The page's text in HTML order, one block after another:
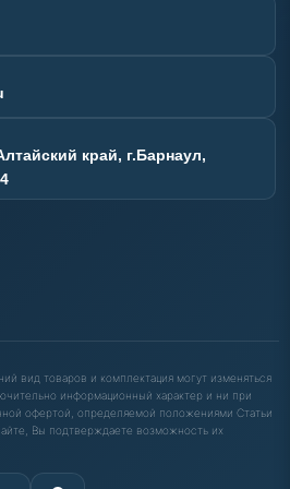
край, г.Барнаул,
вид товаров и комплектация могут изменяться
информационный характер и ни при
офертой, определяемой положениями Статьи
Вы подтверждаете возможность их